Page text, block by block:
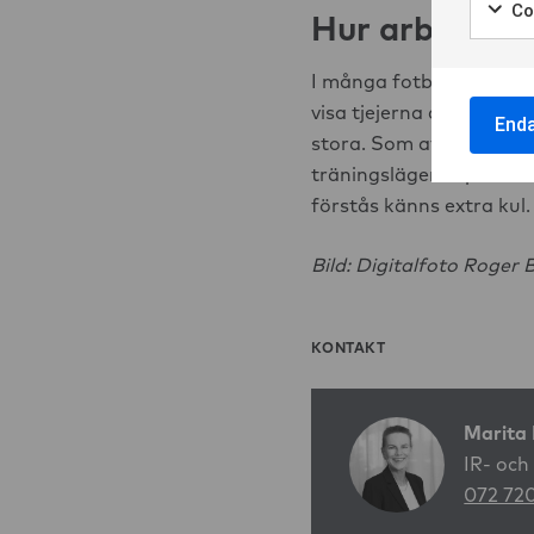
Hur arbetar
I många
visa tjejerna att vi
stora. Som att se till
träningsläger i Spanien
förstås känns extra kul.
Bild: Digitalfoto Roger
KONTAKT
Marita
IR-
072